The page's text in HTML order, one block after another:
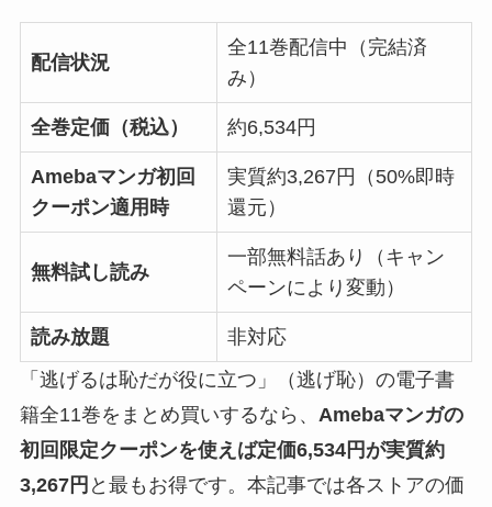
配信状況
全11巻配信中（完結済
み）
全巻定価（税込） 約6,534円
Amebaマンガ初回
クーポン適用時
実質約3,267円（50%即時
還元）
無料試し読み
一部無料話あり（キャン
ペーンにより変動）
読み放題
非対応
「逃げるは恥だが役に立つ」（逃げ恥）の電子書
籍全11巻をまとめ買いするなら、 Amebaマンガの
初回限定クーポンを使えば定価6,534円が実質約
3,267円 と最もお得です。本記事では各ストアの価